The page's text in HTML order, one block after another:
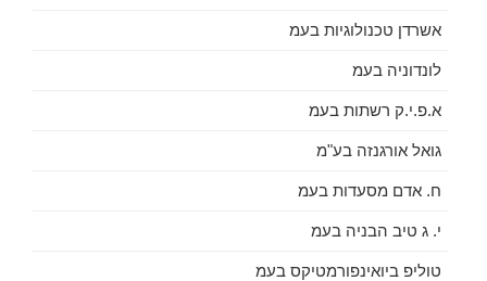
אשרדן טכנולוגיות בעמ
לונדוניה בעמ
א.פ.י.ק רשתות בעמ
גואל אורגנזה בע"מ
ח. אדם מסעדות בעמ
י. ג טיב הבניה בעמ
טוליפ ביואינפורמטיקס בעמ